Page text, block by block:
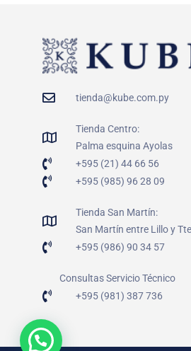
tienda@kube.com.py
Tienda Centro:
Palma esquina Ayolas
+595 (21) 44 66 56
+595 (985) 96 28 09
Tienda San Martín:
San Martín entre Lillo y
+595 (986) 90 34 57
Consultas Servicio Técnico
+595 (981) 387 736